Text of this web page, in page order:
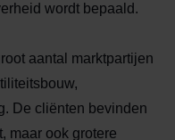
wordt bepaald.
aantal marktpartijen
De cliënten bevinden
maar ook grotere